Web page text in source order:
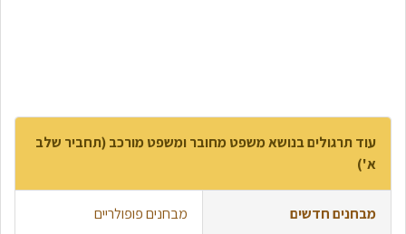
עוד תרגולים בנושא משפט מחובר ומשפט מורכב (תחביר שלב
א')
מבחנים חדשים מבחנים פופולריים